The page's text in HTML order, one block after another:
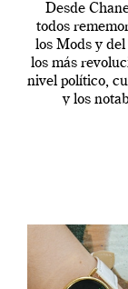
Desde
todos
los Mods y
los más
nivel político,
y los